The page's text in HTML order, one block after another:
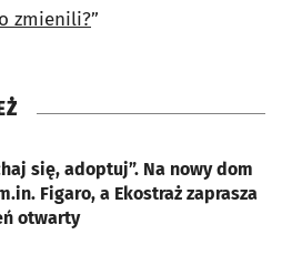
zmienili?”
się, adoptuj”. Na nowy dom
Figaro, a Ekostraż zaprasza
otwarty